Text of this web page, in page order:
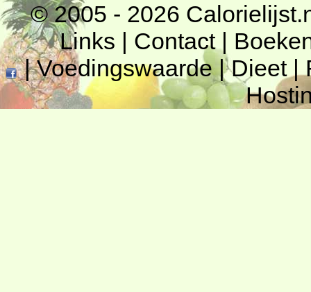
© 2005 - 2026
Links | Contact|
|Voedingswaarde|Dieet|